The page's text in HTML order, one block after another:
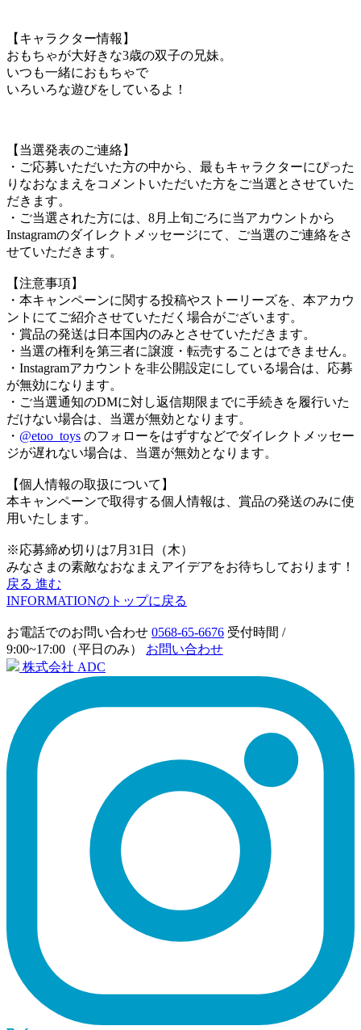
【キャラクター情報】
おもちゃが大好きな3歳の双子の兄妹。
いつも一緒におもちゃで
いろいろな遊びをしているよ！
【当選発表のご連絡】
・ご応募いただいた方の中から、最もキャラクターにぴった
りなおなまえをコメントいただいた方をご当選とさせていた
だきます。
・ご当選された方には、8月上旬ごろに当アカウントから
Instagramのダイレクトメッセージにて、ご当選のご連絡をさ
せていただきます。
【注意事項】
・本キャンペーンに関する投稿やストーリーズを、本アカウ
ントにてご紹介させていただく場合がございます。
・賞品の発送は日本国内のみとさせていただきます。
・当選の権利を第三者に譲渡・転売することはできません。
・Instagramアカウントを非公開設定にしている場合は、応募
が無効になります。
・ご当選通知のDMに対し返信期限までに手続きを履行いた
だけない場合は、当選が無効となります。
・ @etoo_toys のフォローをはずすなどでダイレクトメッセー
ジが遅れない場合は、当選が無効となります。
【個人情報の取扱について】
本キャンペーンで取得する個人情報は、賞品の発送のみに使
用いたします。
※応募締め切りは7月31日（木）
みなさまの素敵なおなまえアイデアをお待ちしております！
戻る 進む
INFORMATIONのトップに戻る
お電話でのお問い合わせ 0568-65-6676 受付時間 /
9:00~17:00（平日のみ）
お問い合わせ
株式会社 ADC